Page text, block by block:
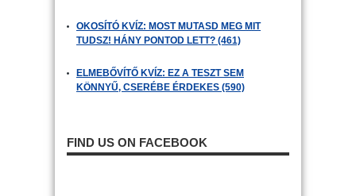
OKOSÍTÓ KVÍZ: MOST MUTASD MEG MIT
TUDSZ! HÁNY PONTOD LETT? (461)
ELMEBŐVÍTŐ KVÍZ: EZ A TESZT SEM
KÖNNYŰ, CSERÉBE ÉRDEKES (590)
FIND US ON FACEBOOK